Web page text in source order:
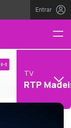
Entrar
TV
RTP